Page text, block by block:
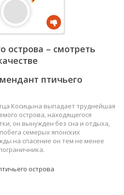
острова – смотреть
птичьего
Косицына выпадает труднейшая
острова, находящегося
он вынужден без сна и отдыха,
семерых японских
на спасение он тем не менее
острова